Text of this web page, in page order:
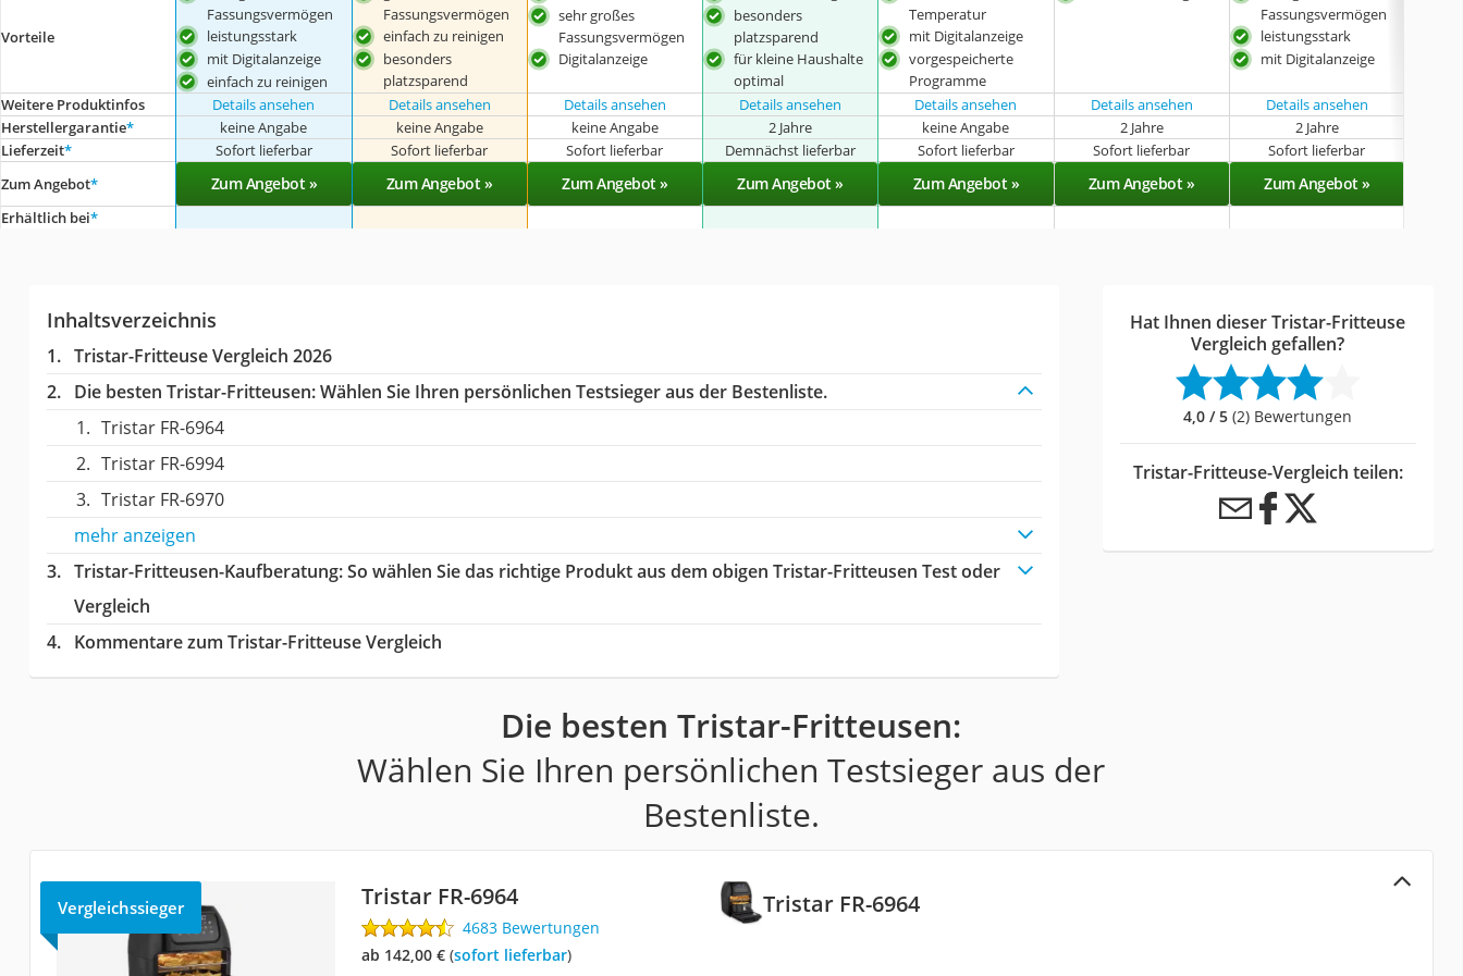
Vorteile
Fassungsvermögen
leistungsstark
mit Digitalanzeige
einfach zu reinigen
Fassungsvermögen
einfach zu reinigen
besonders
platzsparend
sehr großes
Fassungsvermögen
Digitalanzeige
besonders
platzsparend
für kleine Haushalte
optimal
Temperatur
mit Digitalanzeige
vorgespeicherte
Programme
Fassungsvermögen
leistungsstark
mit Digitalanzeige
Weitere Produktinfos Details ansehen Details ansehen Details ansehen Details ansehen Details ansehen Details ansehen
Details ansehen
Herstellergarantie* keine Angabe keine Angabe keine Angabe 2 Jahre keine Angabe 2 Jahre 2 Jahre
Lieferzeit* Sofort lieferbar Sofort lieferbar Sofort lieferbar Demnächst lieferbar Sofort lieferbar Sofort lieferbar Sofort lieferbar
Zum Angebot* Zum Angebot » Zum Angebot » Zum Angebot » Zum Angebot » Zum Angebot » Zum Angebot » Zum Angebot »
Erhältlich bei*
Inhaltsverzeichnis
Tristar-Fritteuse Vergleich 2026
Die besten Tristar-Fritteusen:Wählen Sie Ihren persönlichen Testsieger aus der Bestenliste.
Tristar FR-6964
Tristar FR-6994
Tristar FR-6970
mehr anzeigen
Tristar-Fritteusen-Kaufberatung: So wählen Sie das richtige Produkt aus dem obigen Tristar-Fritteusen Test oder
Vergleich
Kommentare zum Tristar-Fritteuse Vergleich
Hat Ihnen dieser Tristar-Fritteuse
Vergleich gefallen?
4,0 / 5 (2) Bewertungen
Tristar-Fritteuse-Vergleich teilen:
Die besten Tristar-Fritteusen:
Wählen Sie Ihren persönlichen Testsieger aus der
Bestenliste.
Tristar FR-6964
Vergleichssieger Tristar FR-6964
4683 Bewertungen
ab 142,00 €( Sofort lieferbar)